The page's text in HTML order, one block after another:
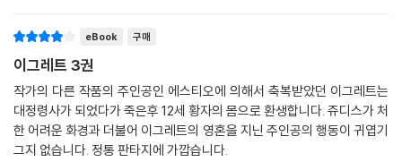
eBook 구매
이그레트 3권
작가의 다른 작품의 주인공인 에스티오에 의해서 축복받았던 이그레트는
대정령사가 되었다가 죽은후 12세 황자의 몸으로 환생합니다. 쥬디스가 처
한 어려운 화경과 더불어 이그레트의 영혼을 지닌 주인공의 행동이 귀엽기
그지 없습니다. 정통 판타지에 가깝습니다.